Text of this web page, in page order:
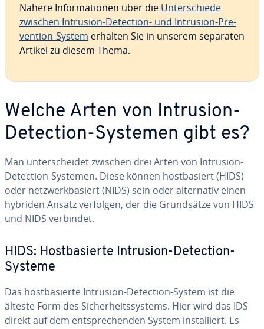
Nähere In­for­ma­tio­nen über die Un­ter­schie­de
zwischen Intrusion-Detection- und Intrusion-Pre­
ven­ti­on-System erhalten Sie in unserem separaten
Artikel zu diesem Thema.
Welche Arten von Intrusion-
Detection-Systemen gibt es?
Man un­ter­schei­det zwischen drei Arten von Intrusion-
Detection-Systemen. Diese können host­ba­siert (HIDS)
oder netz­werk­ba­siert (NIDS) sein oder al­ter­na­tiv einen
hybriden Ansatz verfolgen, der die Grund­sät­ze von HIDS
und NIDS verbindet.
HIDS: Host­ba­sier­te Intrusion-Detection-
Systeme
Das host­ba­sier­te Intrusion-Detection-System ist die
älteste Form des Si­cher­heits­sys­tems. Hier wird das IDS
direkt auf dem ent­spre­chen­den System in­stal­liert. Es